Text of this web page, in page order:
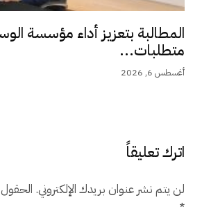
المطالبة بتعزيز أداء مؤسسة
متطلبات...
أغسطس 6, 2026
اترك تعليقاً
لن يتم نشر عنوان بريدك الإلكتروني. الحقول
*